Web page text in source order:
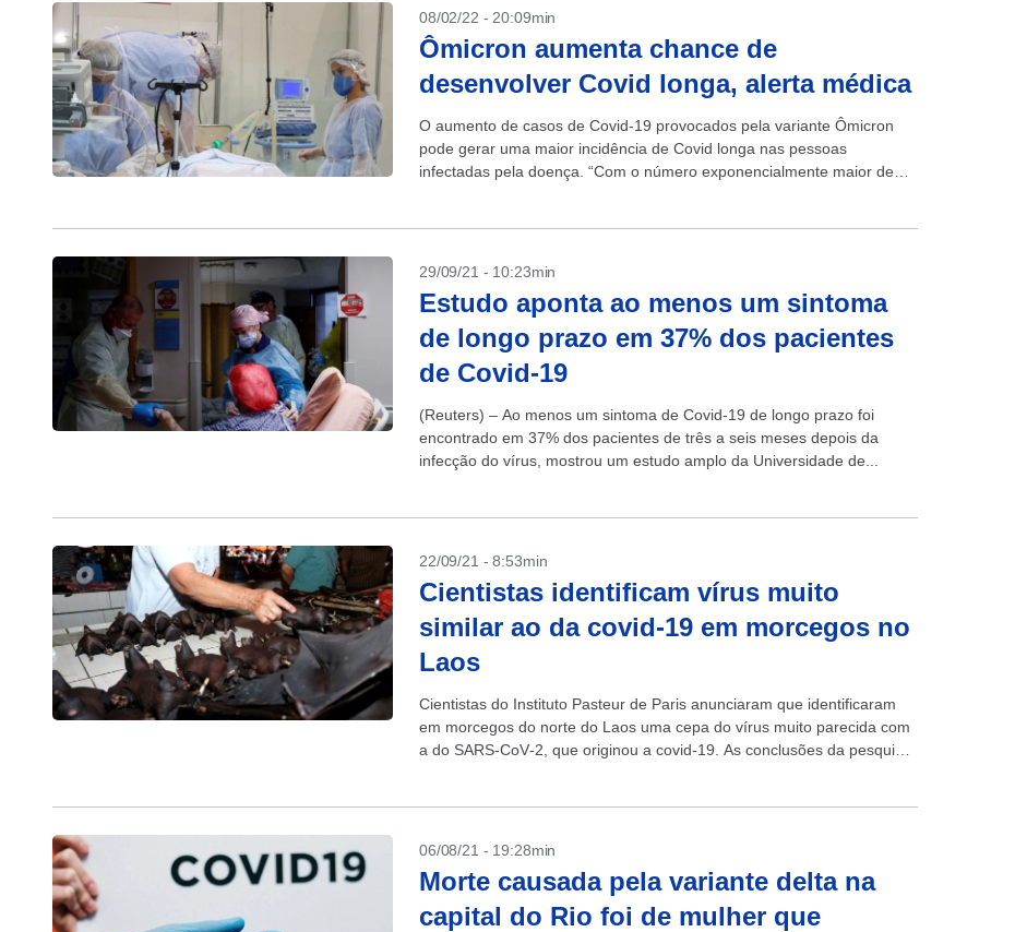
08/02/22 - 20:09min
Ômicron aumenta chance de
desenvolver Covid longa, alerta médica
O aumento de casos de Covid-19 provocados pela variante Ômicron
pode gerar uma maior incidência de Covid longa nas pessoas
infectadas pela doença. “Com o número exponencialmente maior de
29/09/21 - 10:23min
Estudo aponta ao menos um sintoma
de longo prazo em 37% dos pacientes
de Covid-19
(Reuters) – Ao menos um sintoma de Covid-19 de longo prazo foi
encontrado em 37% dos pacientes de três a seis meses depois da
infecção do vírus, mostrou um estudo amplo da Universidade de...
22/09/21 - 8:53min
Cientistas identificam vírus muito
similar ao da covid-19 em morcegos no
Laos
Cientistas do Instituto Pasteur de Paris anunciaram que identificaram
em morcegos do norte do Laos uma cepa do vírus muito parecida com
a do SARS-CoV‑2, que originou a covid-19. As conclusões da pesquisa
06/08/21 - 19:28min
Morte causada pela variante delta na
capital do Rio foi de mulher que